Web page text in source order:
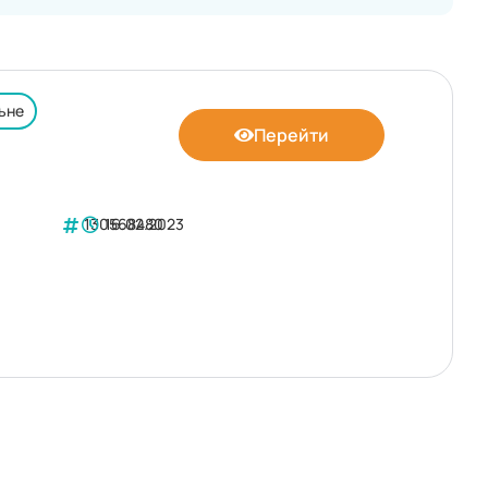
130568480
16.02.2023
Перейти